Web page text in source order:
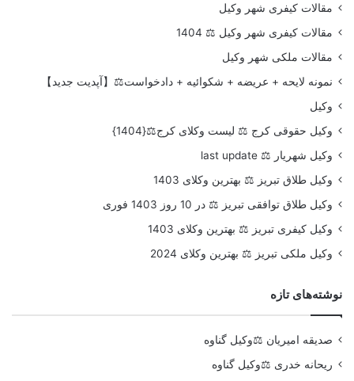
مقالات کیفری شهر وکیل
مقالات کیفری شهر وکیل ⚖️ 1404
مقالات ملکی شهر وکیل
نمونه لایحه + عریضه + شکوائیه + دادخواست⚖️【آپدیت جدید】
وکیل
وکیل حقوقی کرج ⚖️ لیست وکلای کرج⚖️{1404}
وکیل شهریار ⚖️ last update
وکیل طلاق تبریز ⚖️ بهترین وکلای 1403
وکیل طلاق توافقی تبریز ⚖️ در 10 روز 1403 فوری
وکیل کیفری تبریز ⚖️ بهترین وکلای 1403
وکیل ملکی تبریز ⚖️ بهترین وکلای 2024
نوشته‌های تازه
صدیقه امیریان ⚖️وکیل گناوه
ریحانه خدری ⚖️وکیل گناوه